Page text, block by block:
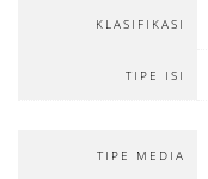
KLASIFIKASI
TIPE ISI
TIPE MEDIA